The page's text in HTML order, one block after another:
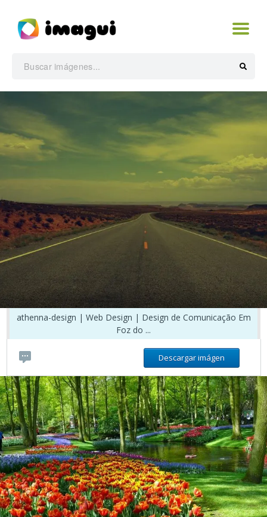
athenna-design | Web Design | Design de Comunicação Em
Foz do ...
Descargar imágen